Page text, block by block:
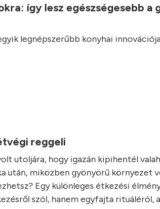
így lesz egészségesebb a
legnépszerűbb konyhai
reggeli
utoljára, hogy igazán kipihentél
után, miközben gyönyörű környezet
Egy különleges étkezési
szól, hanem egyfajta rituáléról,